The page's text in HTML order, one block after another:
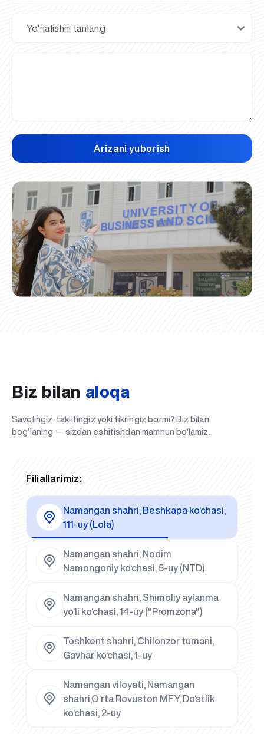
Arizani yuborish
Biz bilan aloqa
Savolingiz, taklifingiz yoki fikringiz bormi? Biz bilan
bog‘laning — sizdan eshitishdan mamnun bo‘lamiz.
Filiallarimiz:
Namangan shahri, Beshkapa ko‘chasi,
111-uy (Lola)
Namangan shahri, Nodim
Namongoniy ko‘chasi, 5-uy (NTD)
Namangan shahri, Shimoliy aylanma
yo‘li ko‘chasi, 14-uy ("Promzona")
Toshkent shahri, Chilonzor tumani,
Gavhar ko‘chasi, 1-uy
Namangan viloyati, Namangan
shahri,O‘rta Rovuston MFY, Do‘stlik
ko‘chasi, 2-uy